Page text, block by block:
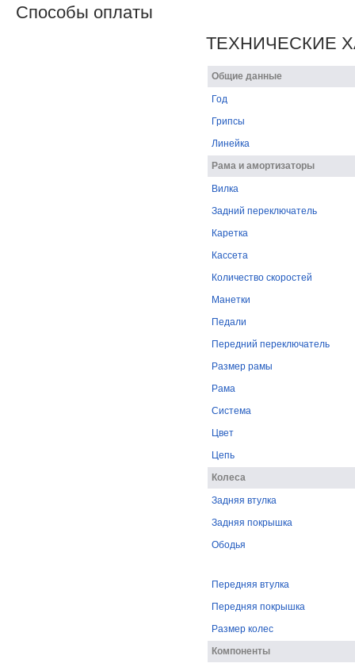
Способы оплаты
ТЕХНИЧЕСКИЕ
Общие данные
Год
Грипсы
Линейка
Рама и амортизаторы
Вилка
Задний переключатель
Каретка
Кассета
Количество скоростей
Манетки
Педали
Передний переключатель
Размер рамы
Рама
Система
Цвет
Цепь
Колеса
Задняя втулка
Задняя покрышка
Ободья
Передняя втулка
Передняя покрышка
Размер колес
Компоненты